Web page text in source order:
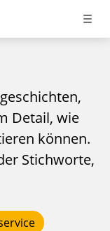
Detail, wie
können.
Stichworte,